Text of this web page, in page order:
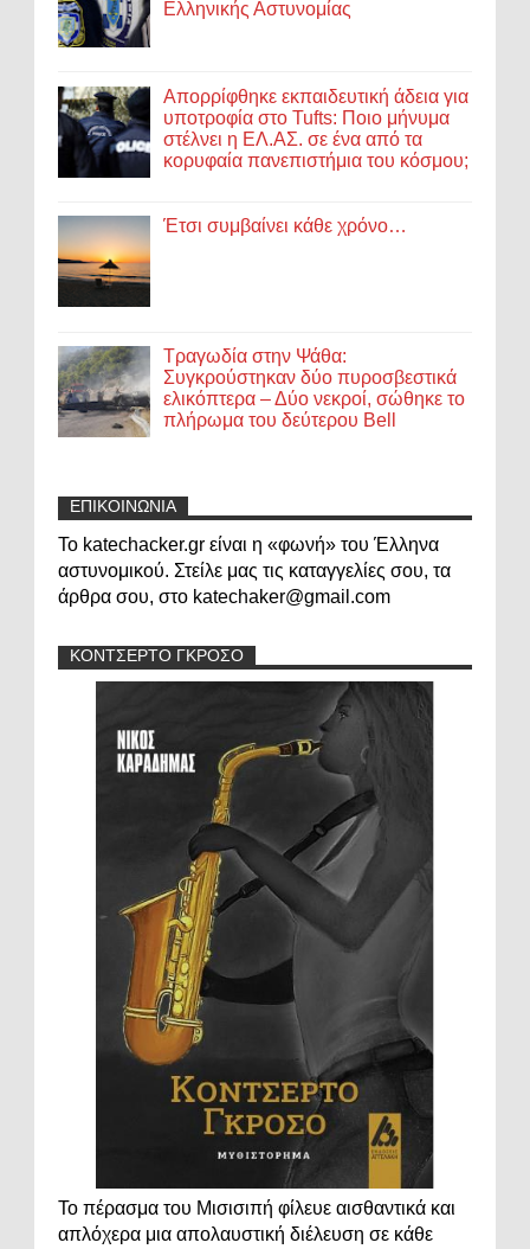
Ελληνικής Αστυνομίας
Απορρίφθηκε εκπαιδευτική άδεια για
υποτροφία στο Tufts: Ποιο μήνυμα
στέλνει η ΕΛ.ΑΣ. σε ένα από τα
κορυφαία πανεπιστήμια του κόσμου;
Έτσι συμβαίνει κάθε χρόνο…
Τραγωδία στην Ψάθα:
Συγκρούστηκαν δύο πυροσβεστικά
ελικόπτερα – Δύο νεκροί, σώθηκε το
πλήρωμα του δεύτερου Bell
ΕΠΙΚΟΙΝΩΝΙΑ
Το katechacker.gr είναι η «φωνή» του Έλληνα
αστυνομικού. Στείλε μας τις καταγγελίες σου, τα
άρθρα σου, στο katechaker@gmail.com
ΚΟΝΤΣΕΡΤΟ ΓΚΡΟΣΟ
Το πέρασμα του Μισισιπή φίλευε αισθαντικά και
απλόχερα μια απολαυστική διέλευση σε κάθε